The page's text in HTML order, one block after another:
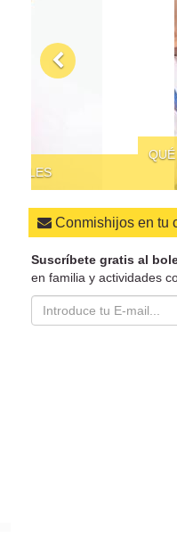
QUÉ HACER PARA
NO
Conmishijos en tu
Suscríbete gratis al
en familia y actividades